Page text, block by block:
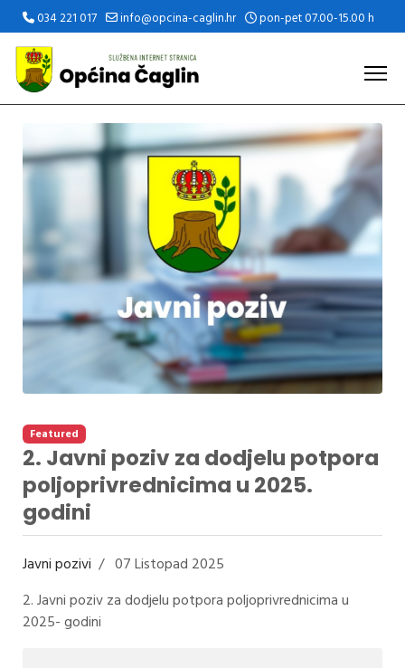
034 221 017 info@opcina-caglin.hr pon-pet 07.00-15.00 h
Featured
2. Javni poziv za dodjelu potpora
poljoprivrednicima u 2025.
godini
Javni pozivi
07 Listopad 2025
2. Javni poziv za dodjelu potpora poljoprivrednicima u
2025- godini